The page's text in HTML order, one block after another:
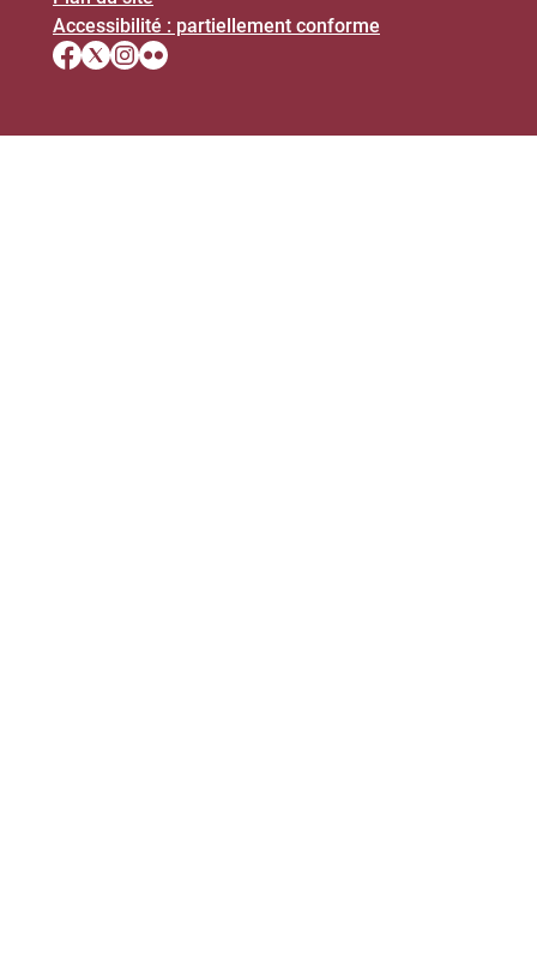
Accessibilité : partiellement conforme